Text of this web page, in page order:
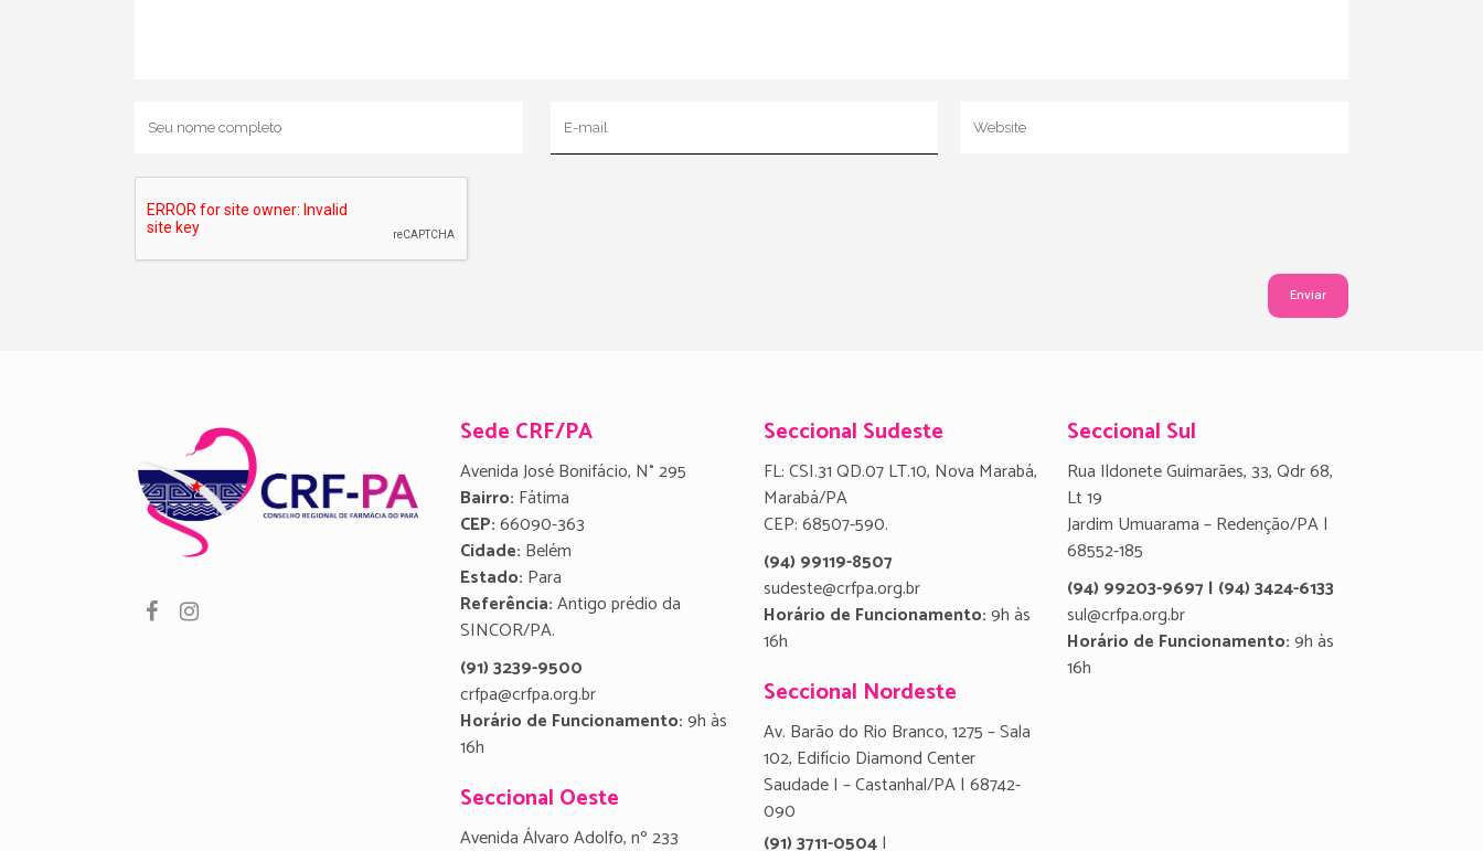
Sede CRF/PA
Avenida José Bonifácio, N° 295
Bairro: Fátima
CEP:66090-363
Cidade: Belém
Estado: Para
Referência:Antigo prédio da
SINCOR/PA.
(91) 3239-9500
crfpa@crfpa.org.br
Horário de Funcionamento:9h às
16h
Seccional Oeste
Avenida Álvaro Adolfo, nº 233
Seccional Sudeste
FL: CSI.31 QD.07 LT.10, Nova Marabá,
Marabá/PA
CEP: 68507-590.
(94) 99119-8507
sudeste@crfpa.org.br
Horário de Funcionamento:9h às
16h
Seccional Nordeste
Av. Barão do Rio Branco, 1275 – Sala
102, Edifício Diamond Center
Saudade I – Castanhal/PA | 68742-
090
(91) 3711-0504|
Seccional Sul
Rua Ildonete Guimarães, 33, Qdr 68,
Lt 19
Jardim Umuarama – Redenção/PA |
68552-185
(94) 99203-9697 | (94) 3424-6133
sul@crfpa.org.br
Horário de Funcionamento:9h às
16h